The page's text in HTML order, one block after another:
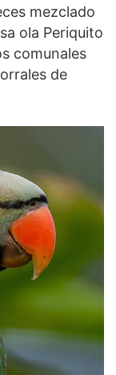
mezclado
ola Periquito
comunales
de